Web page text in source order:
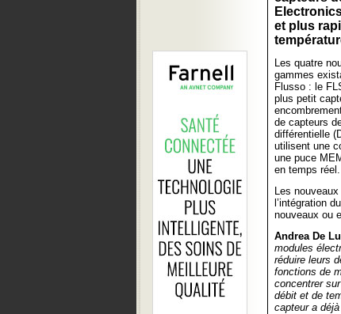
et plus
Les quatre
gammes
Flusso : le
plus petit
de capteurs
différentielle
utilisent une
une puce
en temps réel.
Les
l’intégration
nouveaux ou
Andrea De
modules
réduire leurs
fonctions de
concentrer
débit et de
capteur a